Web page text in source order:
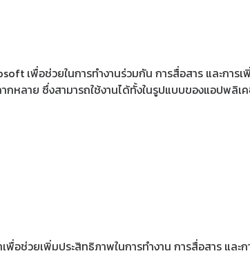
เพื่อช่วยในการทำงานร่วมกัน การสื่อสาร และการ
หลาย ซึ่งสามารถใช้งานได้ทั้งในรูปแบบของแอปพลิ
ช่วยเพิ่มประสิทธิภาพในการทำงาน การสื่อสาร และก